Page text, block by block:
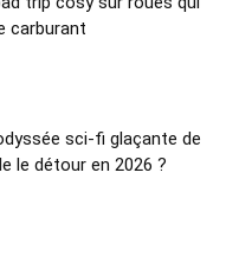
carburant
sci-fi glaçante de
le détour en 2026 ?